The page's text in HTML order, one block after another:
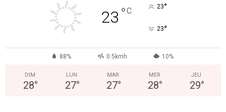
23 °C 23°
23°
88% 0.5kmh 10%
DIM
28°
LUN
27°
MAR
27°
MER
28°
JEU
29°